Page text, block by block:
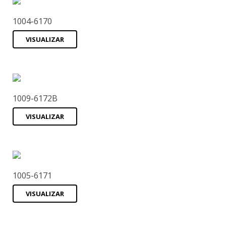
1004-6170
VISUALIZAR
1009-6172B
VISUALIZAR
1005-6171
VISUALIZAR